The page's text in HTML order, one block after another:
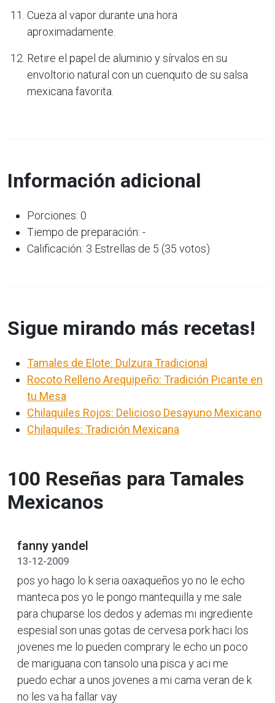
Cueza al vapor durante una hora
aproximadamente.
Retire el papel de aluminio y sírvalos en su
envoltorio natural con un cuenquito de su salsa
mexicana favorita.
Información adicional
Porciones: 0
Tiempo de preparación: -
Calificación: 3 Estrellas de 5 (35 votos)
Sigue mirando más recetas!
Tamales de Elote: Dulzura Tradicional
Rocoto Relleno Arequipeño: Tradición Picante en
tu Mesa
Chilaquiles Rojos: Delicioso Desayuno Mexicano
Chilaquiles: Tradición Mexicana
100 Reseñas para Tamales
Mexicanos
fanny yandel
13-12-2009
pos yo hago lo k seria oaxaqueños yo no le echo
manteca pos yo le pongo mantequilla y me sale
para chuparse los dedos y ademas mi ingrediente
espesial son unas gotas de cervesa pork haci los
jovenes me lo pueden comprary le echo un poco
de mariguana con tansolo una pisca y aci me
puedo echar a unos jovenes a mi cama veran de k
no les va ha fallar vay